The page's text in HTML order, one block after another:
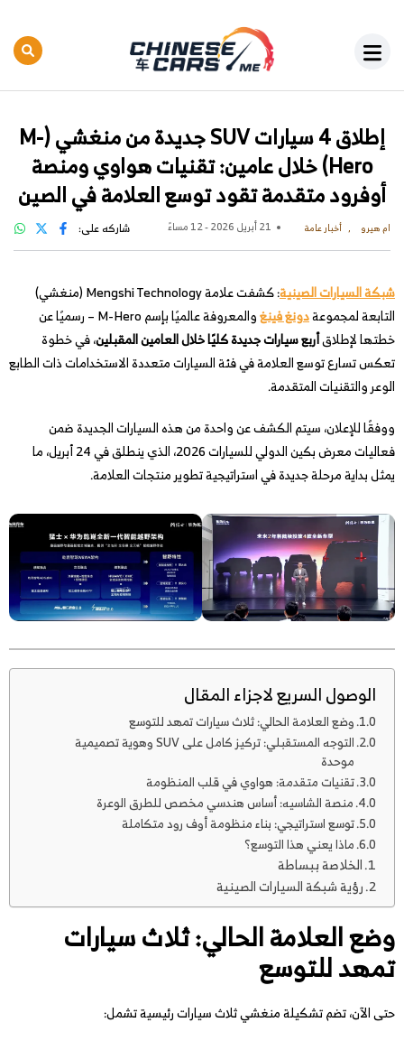
إطلاق 4 سيارات SUV جديدة من منغشي (M-
Hero) خلال عامين: تقنيات هواوي ومنصة
أوفرود متقدمة تقود توسع العلامة في الصين
ام هيرو أخبار عامة 21 أبريل 2026 - 12 مساءً شاركه على:
شبكة السيارات الصينية
: كشفت علامة Mengshi Technology (منغشي)
التابعة لمجموعةدونغ فينغ
والمعروفة عالميًا بإسم M-Hero – رسميًا عن
خطتها لإطلاقأربع سيارات جديدة كليًا خلال العامين المقبلين، في خطوة
تعكس تسارع توسع العلامة في فئة السيارات متعددة الاستخدامات ذات الطابع
الوعر والتقنيات المتقدمة.
ووفقًا للإعلان، سيتم الكشف عن واحدة من هذه السيارات الجديدة ضمن
فعاليات معرض بكين الدولي للسيارات 2026، الذي ينطلق في 24 أبريل، ما
يمثل بداية مرحلة جديدة في استراتيجية تطوير منتجات العلامة.
الوصول السريع لاجزاء المقال
وضع العلامة الحالي: ثلاث سيارات تمهد للتوسع
التوجه المستقبلي: تركيز كامل على SUV وهوية تصميمية
موحدة
تقنيات متقدمة: هواوي في قلب المنظومة
منصة الشاسيه: أساس هندسي مخصص للطرق الوعرة
توسع استراتيجي: بناء منظومة أوف رود متكاملة
ماذا يعني هذا التوسع؟
الخلاصة ببساطة
رؤية شبكة السيارات الصينية
وضع العلامة الحالي: ثلاث سيارات
تمهد للتوسع
حتى الآن، تضم تشكيلة منغشي ثلاث سيارات رئيسية تشمل: